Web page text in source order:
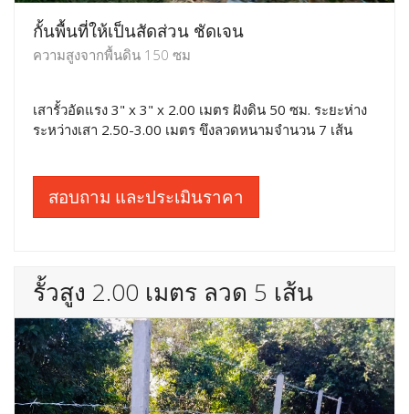
กั้นพื้นที่ให้เป็นสัดส่วน ชัดเจน
ความสูงจากพื้นดิน 150 ซม
เสารั้วอัดแรง 3" x 3" x 2.00 เมตร ฝังดิน 50 ซม. ระยะห่าง
ระหว่างเสา 2.50-3.00 เมตร ขึงลวดหนามจำนวน 7 เส้น
สอบถาม และประเมินราคา
รั้วสูง 2.00 เมตร ลวด 5 เส้น